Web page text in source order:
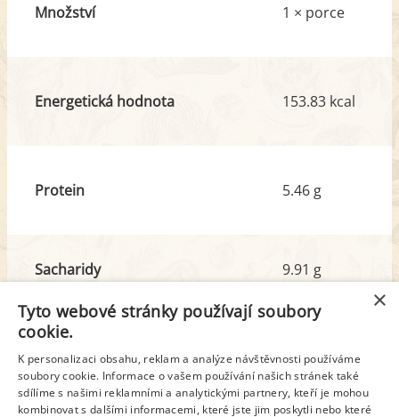
Množství 1 × porce
Energetická hodnota 153.83 kcal
Protein 5.46 g
Sacharidy
z toho cukr
9.91 g
4.19 g
Tuk
z toho nas. mastné kyseliny
9.50 g
3.07 g
×
Tyto webové stránky používají soubory
cookie.
K personalizaci obsahu, reklam a analýze návštěvnosti používáme
soubory cookie. Informace o vašem používání našich stránek také
sdílíme s našimi reklamními a analytickými partnery, kteří je mohou
kombinovat s dalšími informacemi, které jste jim poskytli nebo které